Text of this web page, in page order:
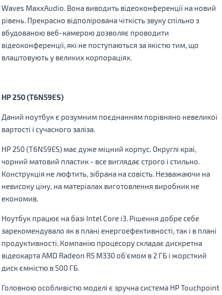
Waves MaxxAudio. Вона виводить відеоконференції на новий
рівень. Прекрасно відполірована чіткість звуку спільно з
вбудованою веб-камерою дозволяє проводити
відеоконференції, які не поступаються за якістю тим, що
влаштовують у великих корпораціях.
HP 250 (T6N59ES)
Даний ноутбук є розумним поєднанням порівняно невеликої
вартості і сучасного заліза.
HP 250 (T6N59ES) має дуже міцний корпус. Округлі краї,
чорний матовий пластик - все виглядає строго і стильно.
Конструкція не люфтить, зібрана на совість. Незважаючи на
невисоку ціну, на матеріалах виготовлення виробник не
економив.
Ноутбук працює на базі Intel Core i3. Рішення добре себе
зарекомендувало як в плані енергоефективності, так і в плані
продуктивності. Компанію процесору складає дискретна
відеокарта AMD Radeon R5 M330 об'ємом в 2 ГБ і жорсткий
диск ємністю в 500 ГБ.
Головною особливістю моделі є зручна система HP Touchpoint